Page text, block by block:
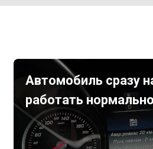
Автомобиль сразу
работать